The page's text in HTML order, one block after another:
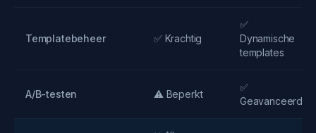
Templatebeheer ✅ Krachtig
✅
Dynamische
templates
A/B-testen ⚠️ Beperkt
✅
Geavanceerd